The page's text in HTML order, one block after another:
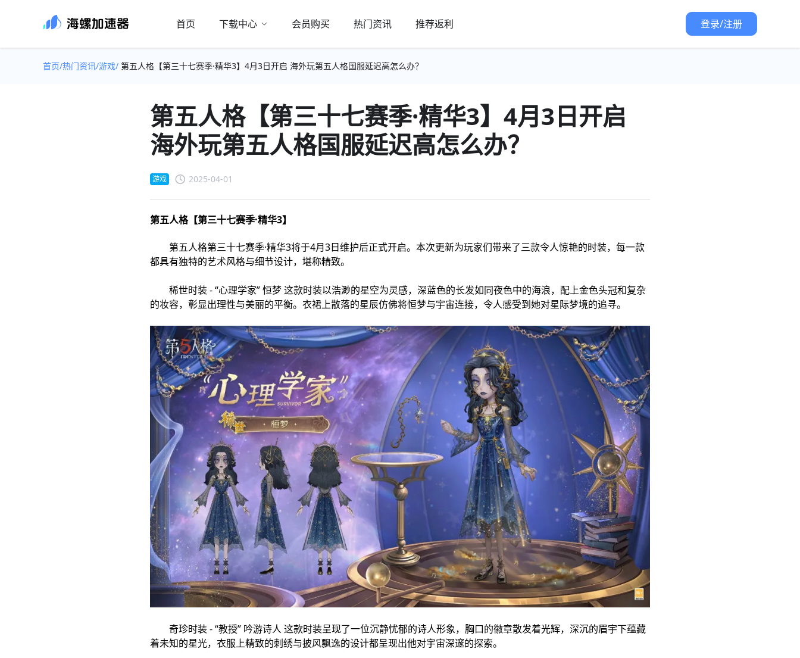
首页 下载中心 会员购买 热门资讯 推荐返利 登录/注册
首页/热门资讯/游戏/ 第五人格【第三十七赛季·精华3】4月3日开启 海外玩第五人格国服延迟高怎么办？
第五人格【第三十七赛季·精华3】4月3日开启
海外玩第五人格国服延迟高怎么办？
游戏 2025-04-01
第五人格【第三十七赛季·精华3】
第五人格第三十七赛季·精华3将于4月3日维护后正式开启。本次更新为玩家们带来了三款令人惊艳的时装，每一款
都具有独特的艺术风格与细节设计，堪称精致。
稀世时装 - “心理学家” 恒梦 这款时装以浩渺的星空为灵感，深蓝色的长发如同夜色中的海浪，配上金色头冠和复杂
的妆容，彰显出理性与美丽的平衡。衣裙上散落的星辰仿佛将恒梦与宇宙连接，令人感受到她对星际梦境的追寻。
奇珍时装 - “教授” 吟游诗人 这款时装呈现了一位沉静忧郁的诗人形象，胸口的徽章散发着光辉，深沉的眉宇下蕴藏
着未知的星光，衣服上精致的刺绣与披风飘逸的设计都呈现出他对宇宙深邃的探索。